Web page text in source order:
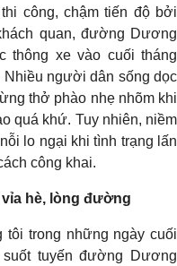
công, chậm tiến độ bởi
quan, đường Dương
thông xe vào cuối tháng
người dân sống dọc
thở phào nhẹ nhõm khi
quá khứ. Tuy nhiên, niềm
lo ngại khi tình trạng lấn
công khai.
hè, lòng đường
tôi trong những ngày cuối
tuyến đường Dương